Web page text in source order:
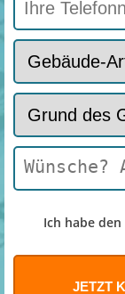
Ich habe den